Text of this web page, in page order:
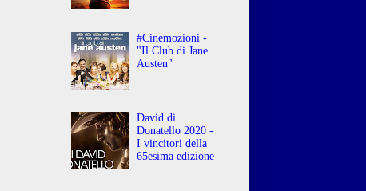
#Cinemozioni -
"Il Club di Jane
Austen"
David di
Donatello 2020 -
I vincitori della
65esima edizione